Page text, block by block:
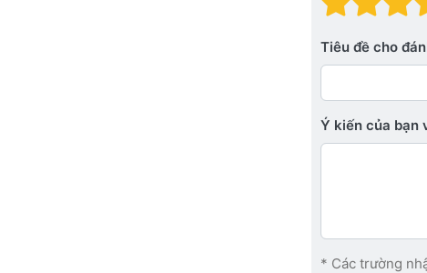
Tiêu đề cho
Ý kiến ​​của bạn
* Các trường